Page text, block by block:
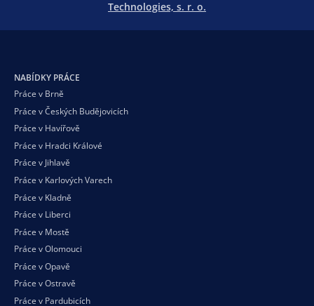
Technologies, s. r. o.
NABÍDKY PRÁCE
Práce v Brně
Práce v Českých Budějovicích
Práce v Havířově
Práce v Hradci Králové
Práce v Jihlavě
Práce v Karlových Varech
Práce v Kladně
Práce v Liberci
Práce v Mostě
Práce v Olomouci
Práce v Opavě
Práce v Ostravě
Práce v Pardubicích